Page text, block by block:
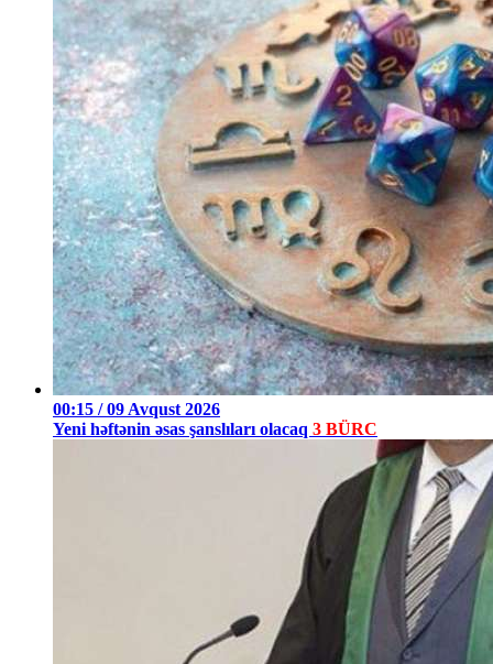
00:15 / 09 Avqust 2026
Yeni həftənin əsas şanslıları olacaq 3 BÜRC